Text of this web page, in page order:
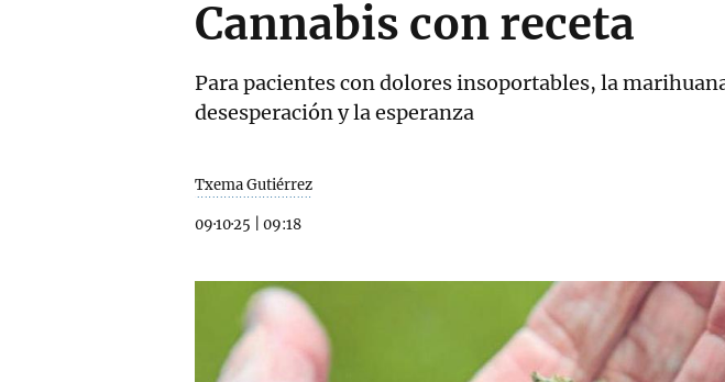
Cannabis con receta
Para pacientes con dolores insoportables, la
desesperación y la esperanza
Txema Gutiérrez
09·10·25 09:18